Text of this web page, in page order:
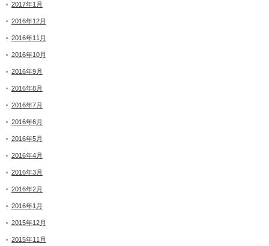
2017年1月
2016年12月
2016年11月
2016年10月
2016年9月
2016年8月
2016年7月
2016年6月
2016年5月
2016年4月
2016年3月
2016年2月
2016年1月
2015年12月
2015年11月